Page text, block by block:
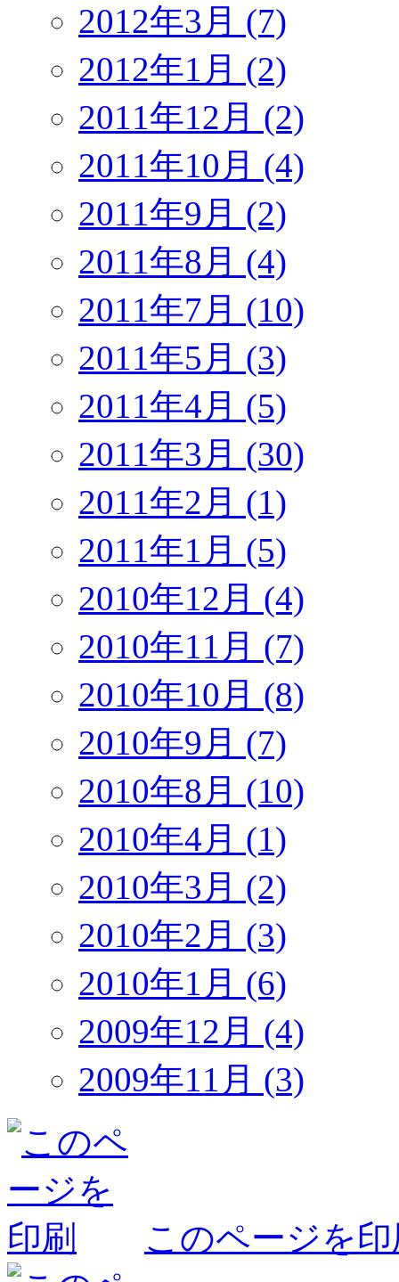
2012年3月 (7)
2012年1月 (2)
2011年12月 (2)
2011年10月 (4)
2011年9月 (2)
2011年8月 (4)
2011年7月 (10)
2011年5月 (3)
2011年4月 (5)
2011年3月 (30)
2011年2月 (1)
2011年1月 (5)
2010年12月 (4)
2010年11月 (7)
2010年10月 (8)
2010年9月 (7)
2010年8月 (10)
2010年4月 (1)
2010年3月 (2)
2010年2月 (3)
2010年1月 (6)
2009年12月 (4)
2009年11月 (3)
このページを